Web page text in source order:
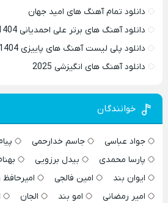
دانلود تمام آهنگ های امید جهان
دانلود آهنگ های برتر علی احمدیانی 1404
دانلود پلی لیست آهنگ های پاییزی 1404
دانلود آهنگ های انگیزشی 2025
خوانندگان
جواد عباسی جاسم خدارحمی
پارسا محمدی
بیدل برزویی
ایوان بند
امین فالجی امیرحافظ
امیر رمضانی
امو بند الجان